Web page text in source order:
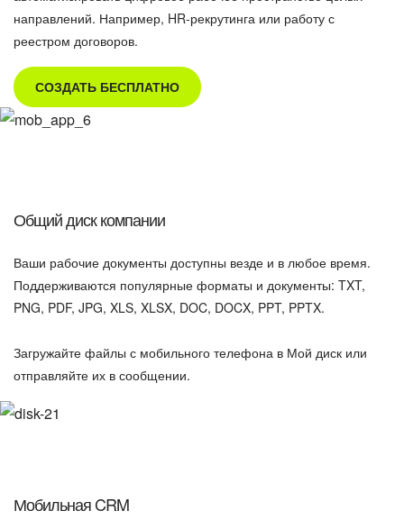
направлений. Например, HR-рекрутинга или работу с
реестром договоров.
СОЗДАТЬ БЕСПЛАТНО
Общий диск компании
Ваши рабочие документы доступны везде и в любое время.
Поддерживаются популярные форматы и документы: TXT,
PNG, PDF, JPG, XLS, XLSX, DOC, DOCX, PPT, PPTX.
Загружайте файлы с мобильного телефона в Мой диск или
отправляйте их в сообщении.
Мобильная CRM